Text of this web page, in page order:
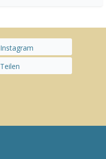
Instagram
Teilen